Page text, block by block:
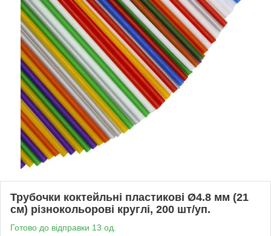
Трубочки коктейльні пластикові Ø4.8 мм (21
см) різнокольорові круглі, 200 шт/уп.
Готово до відправки 13 од.